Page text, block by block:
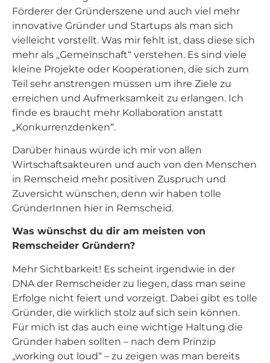
Förderer der Gründerszene und auch viel mehr
innovative Gründer und Startups als man sich
vielleicht vorstellt. Was mir fehlt ist, dass diese sich
mehr als „Gemeinschaft“ verstehen. Es sind viele
kleine Projekte oder Kooperationen, die sich zum
Teil sehr anstrengen müssen um ihre Ziele zu
erreichen und Aufmerksamkeit zu erlangen. Ich
finde es braucht mehr Kollaboration anstatt
„Konkurrenzdenken“.
Darüber hinaus würde ich mir von allen
Wirtschaftsakteuren und auch von den Menschen
in Remscheid mehr positiven Zuspruch und
Zuversicht wünschen, denn wir haben tolle
GründerInnen hier in Remscheid.
Was wünschst du dir am meisten von
Remscheider Gründern?
Mehr Sichtbarkeit! Es scheint irgendwie in der
DNA der Remscheider zu liegen, dass man seine
Erfolge nicht feiert und vorzeigt. Dabei gibt es tolle
Gründer, die wirklich stolz auf sich sein können.
Für mich ist das auch eine wichtige Haltung die
Gründer haben sollten – nach dem Prinzip
„working out loud“ – zu zeigen was man bereits